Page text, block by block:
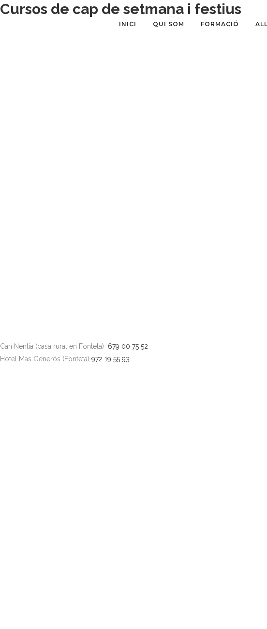
INICI QUI SOM FORMACIÓ
Cursos de cap de setmana i festius
Can Nentia (casa rural en Fonteta) 679 00 75 52
Hotel Mas Generós (Fonteta) 972 19 55 93